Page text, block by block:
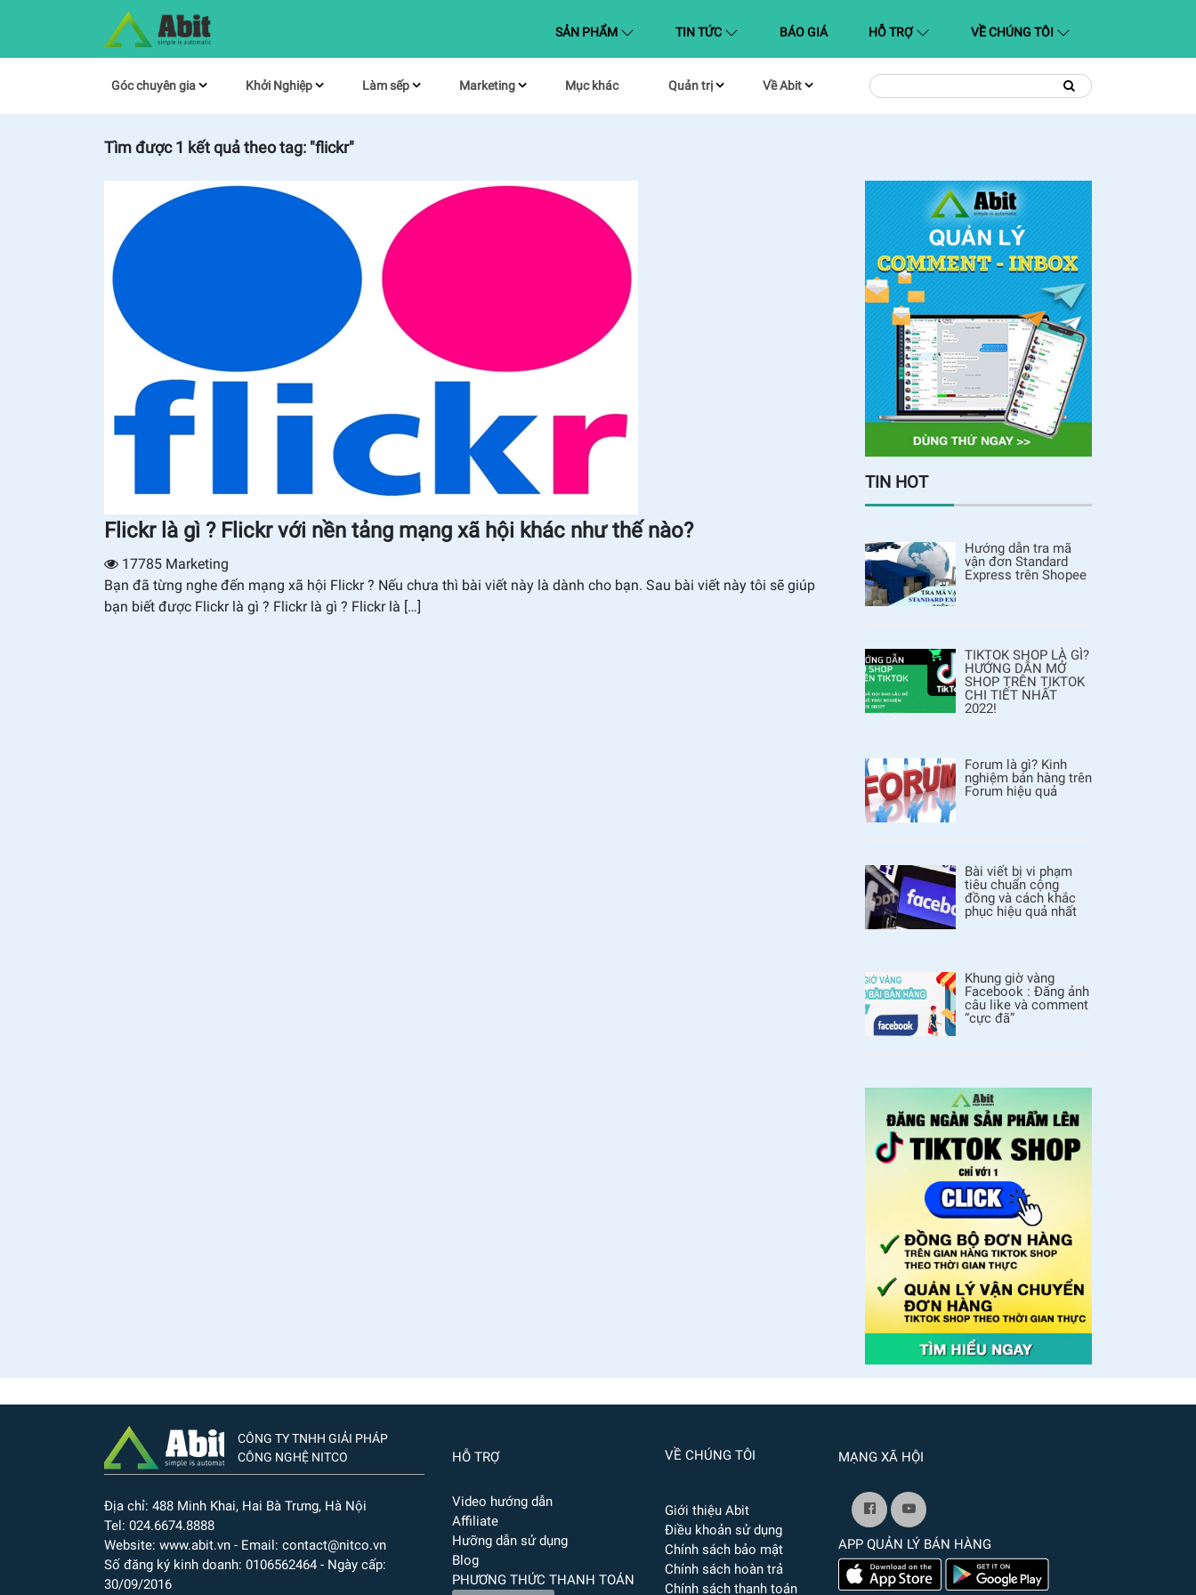
SẢN PHẨM (CURRENT)TIN TỨC BÁO GIÁ HỖ TRỢ VỀ CHÚNG TÔI
Góc chuyên gia Khởi Nghiệp Làm sếp Marketing Mục khác Quản trị Về Abit
Tìm
kiếm:
Tìm
kiếm
Tìm được1 kết quả theo tag: "flickr"
Flickr là gì ? Flickr với nền tảng mạng xã hội khác như thế nào?
17785 Marketing
Bạn đã từng nghe đến mạng xã hội Flickr ? Nếu chưa thì bài viết này là dành cho bạn. Sau bài viết này tôi sẽ giúp
bạn biết được Flickr là gì ? Flickr là gì ? Flickr là […]
TIN HOT
Hướng dẫn tra mã
vận đơn Standard
Express trên Shopee
TIKTOK SHOP LÀ GÌ?
HƯỚNG DẪN MỞ
SHOP TRÊN TIKTOK
CHI TIẾT NHẤT
2022!
Forum là gì? Kinh
nghiệm bán hàng trên
Forum hiệu quả
Bài viết bị vi phạm
tiêu chuẩn cộng
đồng và cách khắc
phục hiệu quả nhất
Khung giờ vàng
Facebook : Đăng ảnh
câu like và comment
“cực đã”
CÔNG TY TNHH GIẢI PHÁP
CÔNG NGHỆ NITCO
Địa chỉ: 488 Minh Khai, Hai Bà Trưng, Hà Nội
Tel: 024.6674.8888
Website: www.abit.vn - Email: contact@nitco.vn
Số đăng ký kinh doanh: 0106562464 - Ngày cấp:
30/09/2016
HỖ TRỢ
Video hướng dẫn
Affiliate
Hưỡng dẫn sử dụng
Blog
PHƯƠNG THỨC THANH TOÁN
VỀ CHÚNG TÔI
Giới thiệu Abit
Điều khoản sử dụng
Chính sách bảo mật
Chính sách hoàn trả
Chính sách thanh toán
MẠNG XÃ HỘI
APP QUẢN LÝ BÁN HÀNG